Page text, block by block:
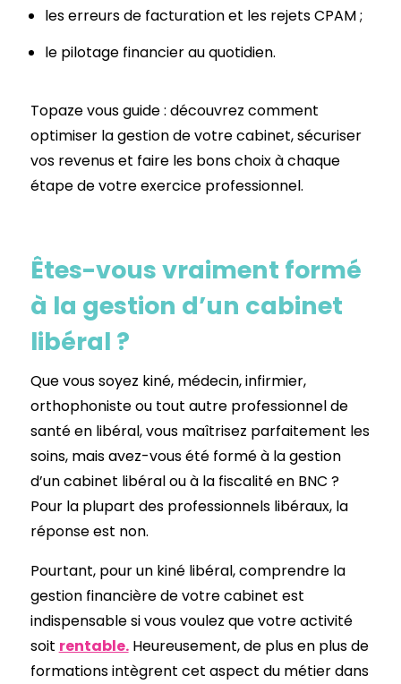
les erreurs de facturation et les rejets CPAM ;
le pilotage financier au quotidien.
Topaze vous guide : découvrez comment
optimiser la gestion de votre cabinet, sécuriser
vos revenus et faire les bons choix à chaque
étape de votre exercice professionnel.
Êtes-vous vraiment formé
à la gestion d’un cabinet
libéral ?
Que vous soyez kiné, médecin, infirmier,
orthophoniste ou tout autre professionnel de
santé en libéral, vous maîtrisez parfaitement les
soins, mais avez-vous été formé à la gestion
d’un cabinet libéral ou à la fiscalité en BNC ?
Pour la plupart des professionnels libéraux, la
réponse est non.
Pourtant, pour un kiné libéral, comprendre la
gestion financière de votre cabinet est
indispensable si vous voulez que votre activité
soit rentable.Heureusement, de plus en plus de
formations intègrent cet aspect du métier dans